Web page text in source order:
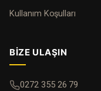
Kullanım Koşulları
BIZE ULAŞIN
0272 355 26 79